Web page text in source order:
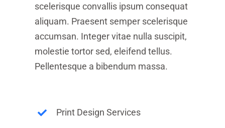
scelerisque convallis ipsum consequat
aliquam. Praesent semper scelerisque
accumsan. Integer vitae nulla suscipit,
molestie tortor sed, eleifend tellus.
Pellentesque a bibendum massa.
Print Design Services